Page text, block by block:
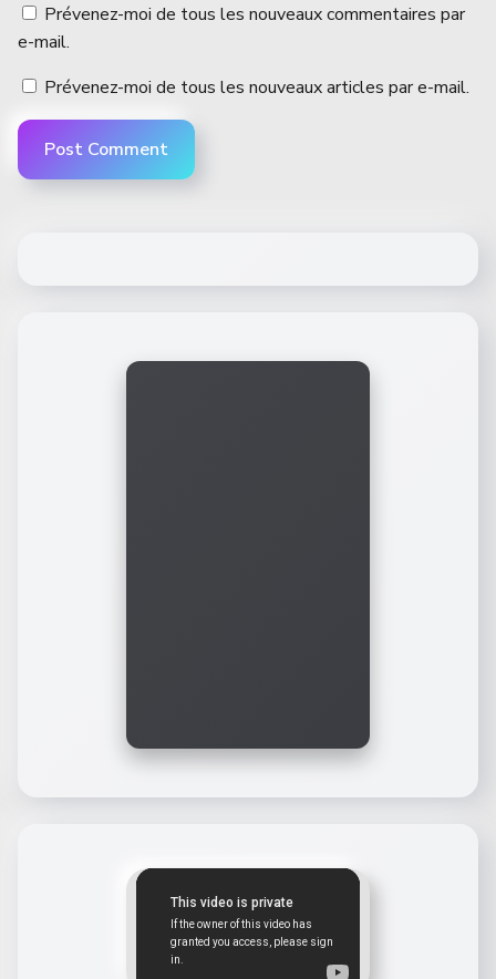
Prévenez-moi de tous les nouveaux commentaires par
e-mail.
Prévenez-moi de tous les nouveaux articles par e-mail.